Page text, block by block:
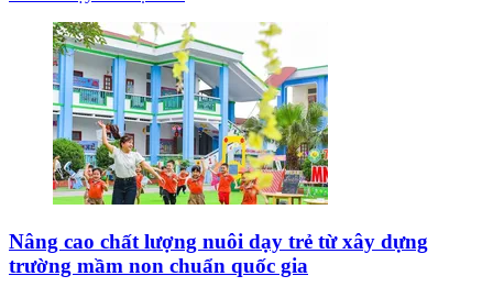
Nâng cao chất lượng nuôi dạy trẻ từ xây dựng
trường mầm non chuẩn quốc gia